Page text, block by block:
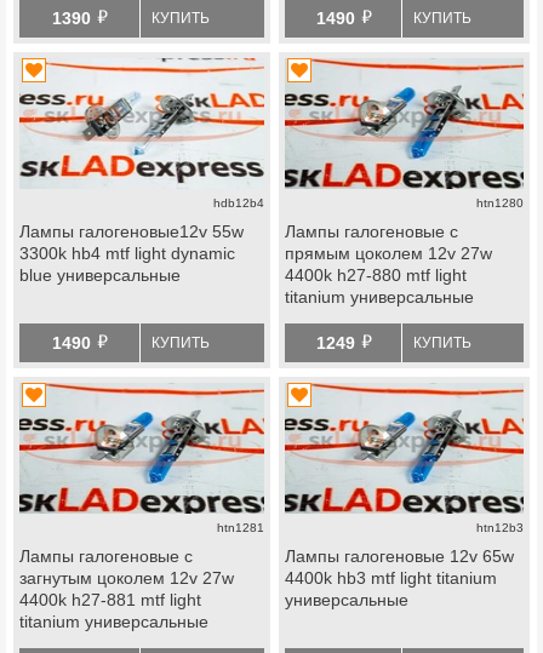
1390 й КУПИТЬ 1490 й КУПИТЬ
hdb12b4
Лампы галогеновые12v 55w
3300k hb4 mtf light dynamic
blue универсальные
1490 й КУПИТЬ
htn1280
Лампы галогеновые с
прямым цоколем 12v 27w
4400k h27-880 mtf light
titanium универсальные
1249 й КУПИТЬ
htn1281
Лампы галогеновые с
загнутым цоколем 12v 27w
4400k h27-881 mtf light
titanium универсальные
htn12b3
Лампы галогеновые 12v 65w
4400k hb3 mtf light titanium
универсальные